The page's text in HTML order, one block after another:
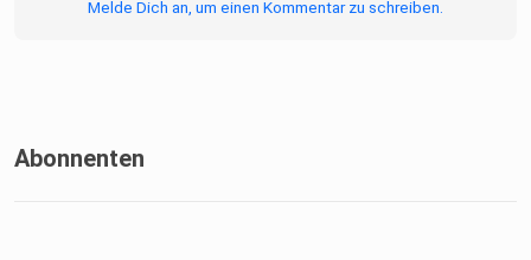
Melde Dich an, um einen Kommentar zu schreiben.
Abonnenten